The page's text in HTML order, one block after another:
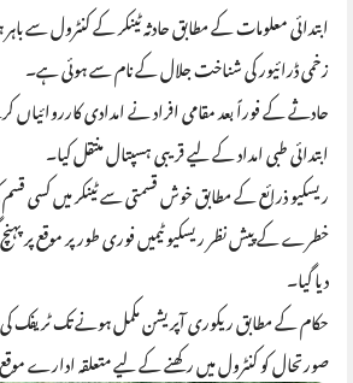
ابتدائی معلومات کے مطابق حادثہ ٹینکر کے کنٹرول سے
زخمی ڈرائیور کی شناخت جلال کے نام سے ہوئی ہے۔
حادثے کے فوراً بعد مقامی افراد نے امدادی کارروائیاں
ابتدائی طبی امداد کے لیے قریبی ہسپتال منتقل کیا۔
ریسکیو ذرائع کے مطابق خوش قسمتی سے ٹینکر میں کسی قسم
خطرے کے پیش نظر ریسکیو ٹیمیں فوری طور پر موقع پر پہنچ
دیا گیا۔
حکام کے مطابق ریکوری آپریشن مکمل ہونے تک ٹریفک کی
صورتحال کو کنٹرول میں رکھنے کے لیے متعلقہ ادارے